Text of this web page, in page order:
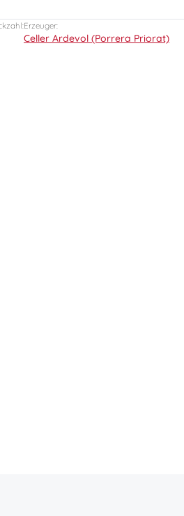
Erzeuger:
Celler Ardevol (Porrera Priorat)